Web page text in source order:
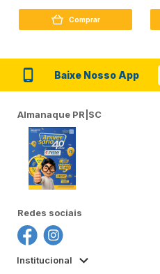
Comprar
Baixe Nosso App
Almanaque PR|SC
Redes sociais
Institucional